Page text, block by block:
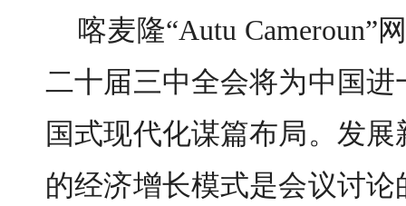
喀麦隆“Autu Cameroun”
二十届三中全会将为中国
国式现代化谋篇布局。发
的经济增长模式是会议讨